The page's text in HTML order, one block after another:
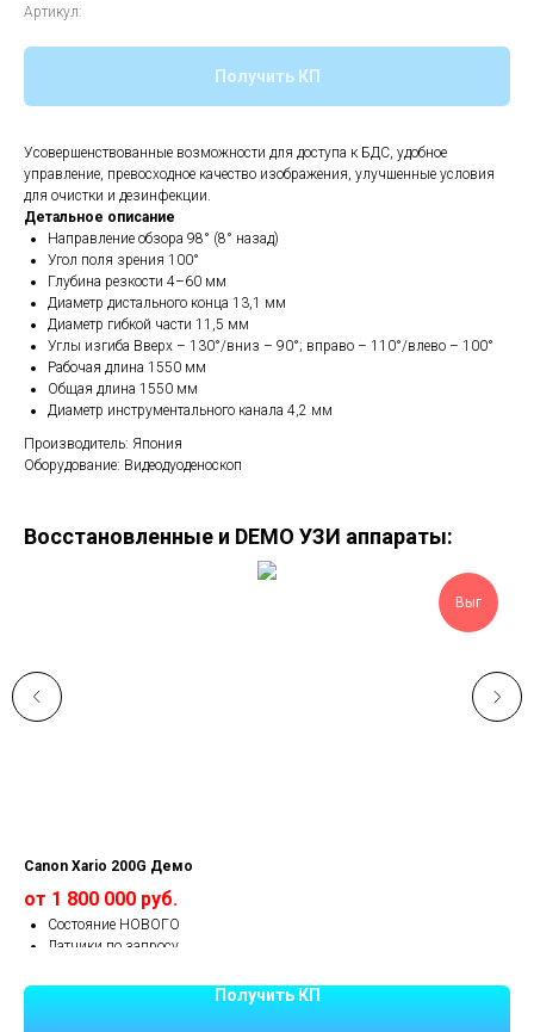
Артикул:
Получить КП
Усовершенствованные возможности для доступа к БДС, удобное
управление, превосходное качество изображения, улучшенные условия
для очистки и дезинфекции.
Детальное описание
Направление обзора 98° (8° назад)
Угол поля зрения 100°
Глубина резкости 4–60 мм
Диаметр дистального конца 13,1 мм
Диаметр гибкой части 11,5 мм
Углы изгиба Вверх – 130°/вниз – 90°; вправо – 110°/влево – 100°
Рабочая длина 1550 мм
Общая длина 1550 мм
Диаметр инструментального канала 4,2 мм
Производитель: Япония
Оборудование: Видеодуоденоскоп
Восстановленные и DEMO УЗИ аппараты:
Выг
Canon Xario 200G Демо
от 1 800 000 руб.
Состояние НОВОГО
Датчики по запросу
Гарантия от 1 года.
Получить КП